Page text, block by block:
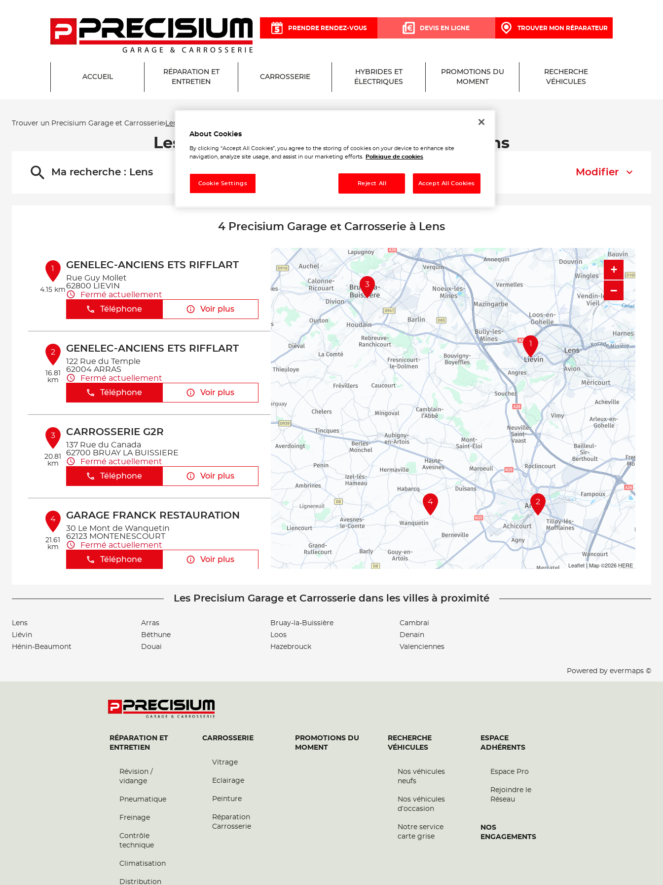
PRENDRE RENDEZ-VOUS DEVIS EN LIGNE TROUVER MON RÉPARATEUR
ACCUEIL
RÉPARATION ET
ENTRETIEN
CARROSSERIE
HYBRIDES ET
ÉLECTRIQUES
PROMOTIONS DU
MOMENT
RECHERCHE
VÉHICULES
Trouver un Precisium Garage et Carrosserie Lens
Les Precisium Garage et Carrosserie à Lens
Ma recherche : Lens Modifier
4 Precisium Garage et Carrosserie à Lens
1
4.15 km
GENELEC-ANCIENS ETS RIFFLART
Rue Guy Mollet
62800 LIEVIN
Fermé actuellement
Téléphone
Voir plus
2
16.81
km
GENELEC-ANCIENS ETS RIFFLART
122 Rue du Temple
62004 ARRAS
Fermé actuellement
Téléphone
Voir plus
3
20.81
km
CARROSSERIE G2R
137 Rue du Canada
62700 BRUAY LA BUISSIERE
Fermé actuellement
Téléphone
Voir plus
4
21.61
km
GARAGE FRANCK RESTAURATION
30 Le Mont de Wanquetin
62123 MONTENESCOURT
Fermé actuellement
Téléphone
Voir plus
3
1
4 2
+
−
Leaflet| Map ©2026 HERE
Les Precisium Garage et Carrosserie dans les villes à proximité
Lens
Liévin
Hénin-Beaumont
Arras
Béthune
Douai
Bruay-la-Buissière
Loos
Hazebrouck
Cambrai
Denain
Valenciennes
Powered by evermaps ©
RÉPARATION ET
ENTRETIEN
Révision /
vidange
Pneumatique
Freinage
Contrôle
technique
Climatisation
Distribution
CARROSSERIE
Vitrage
Eclairage
Peinture
Réparation
Carrosserie
PROMOTIONS DU
MOMENT
RECHERCHE
VÉHICULES
Nos véhicules
neufs
Nos véhicules
d’occasion
Notre service
carte grise
ESPACE
ADHÉRENTS
Espace Pro
Rejoindre le
Réseau
NOS
ENGAGEMENTS
About Cookies
By clicking “Accept All Cookies”, you agree to the storing of cookies on your device to enhance site
navigation, analyze site usage, and assist in our marketing efforts.
Politique de cookies
Reject All Accept All Cookies
Cookie Settings